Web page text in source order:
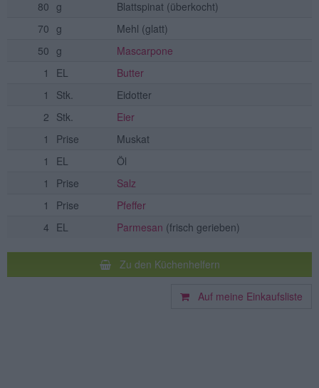
80 g Blattspinat (überkocht)
70 g Mehl (glatt)
50 g
Mascarpone
1
EL
Butter
1
Stk.
Eidotter
2 Stk.
Eier
1
Prise
Muskat
1
EL
Öl
1
Prise
Salz
1
Prise
Pfeffer
4 EL Parmesan (frisch gerieben)
Zu den Küchenhelfern
Auf meine Einkaufsliste